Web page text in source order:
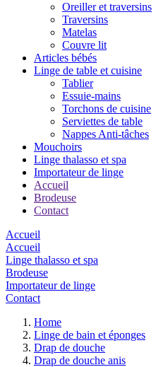
Oreiller et traversins
Traversins
Matelas
Couvre lit
Articles bébés
Linge de table et cuisine
Tablier
Essuie-mains
Torchons de cuisine
Serviettes de table
Nappes Anti-tâches
Mouchoirs
Linge thalasso et spa
Importateur de linge
Accueil
Brodeuse
Contact
Accueil
Accueil
Linge thalasso et spa
Brodeuse
Importateur de linge
Contact
Home
Linge de bain et éponges
Drap de douche
Drap de douche anis